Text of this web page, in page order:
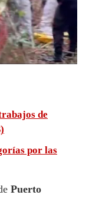
de
por las
Puerto